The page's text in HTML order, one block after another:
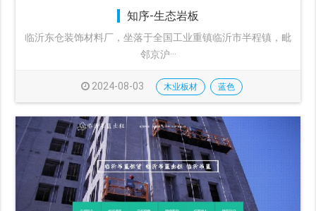
知序-生态岩板
临沂东仓装饰材料厂，坐落于全国工业重镇临沂市半程镇，毗
邻京沪···
2024-08-03 木业板材 蓝色